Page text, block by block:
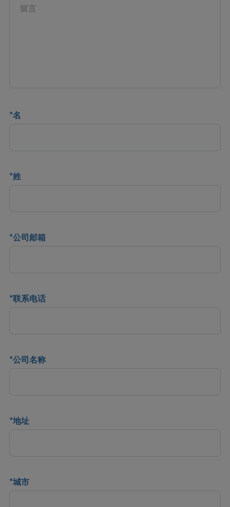
*名
*姓
*公司邮箱
*联系电话
*公司名称
*地址
*城市